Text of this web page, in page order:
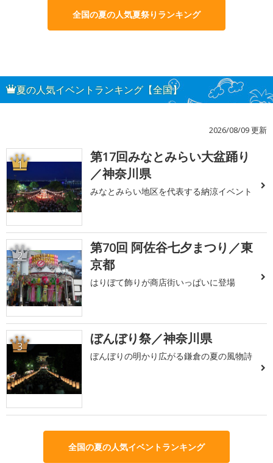
全国の夏の人気夏祭りランキング
夏の人気イベントランキング【全国】
2026/08/09 更新
1
第17回みなとみらい大盆踊り
／神奈川県
みなとみらい地区を代表する納涼イベント
2
第70回 阿佐谷七夕まつり／東
京都
はりぼて飾りが商店街いっぱいに登場
3 ぼんぼり祭／神奈川県
ぼんぼりの明かり広がる鎌倉の夏の風物詩
全国の夏の人気イベントランキング